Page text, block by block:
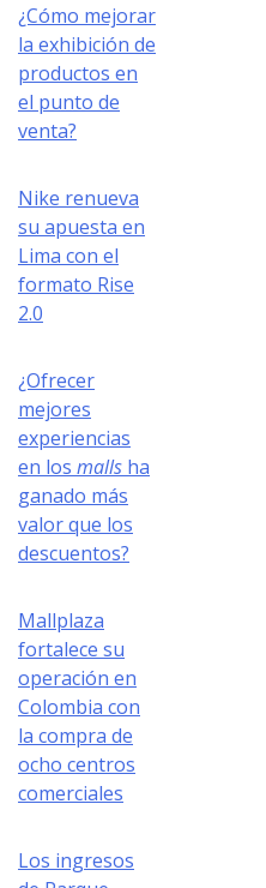
¿Cómo mejorar
la exhibición de
productos en
el punto de
venta?
Nike renueva
su apuesta en
Lima con el
formato Rise
2.0
¿Ofrecer
mejores
experiencias
en los malls ha
ganado más
valor que los
descuentos?
Mallplaza
fortalece su
operación en
Colombia con
la compra de
ocho centros
comerciales
Los ingresos